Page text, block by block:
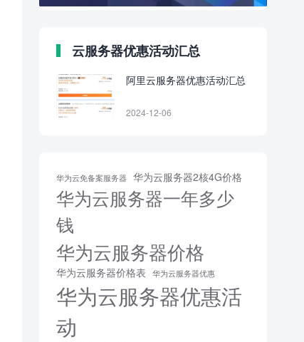
云服务器优惠活动汇总
阿里云服务器优惠活动汇总
2024-12-06
华为云免备案服务器 华为云服务器2核4G价格
华为云服务器一年多少
钱
华为云服务器价格
华为云服务器价格表 华为云服务器优惠
华为云服务器优惠活
动